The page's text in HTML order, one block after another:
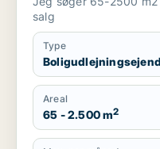
salg
Type
Areal
65 - 2.500 m2